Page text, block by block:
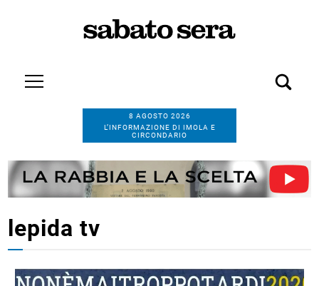
8 AGOSTO 2026
L’INFORMAZIONE DI IMOLA E
CIRCONDARIO
lepida tv